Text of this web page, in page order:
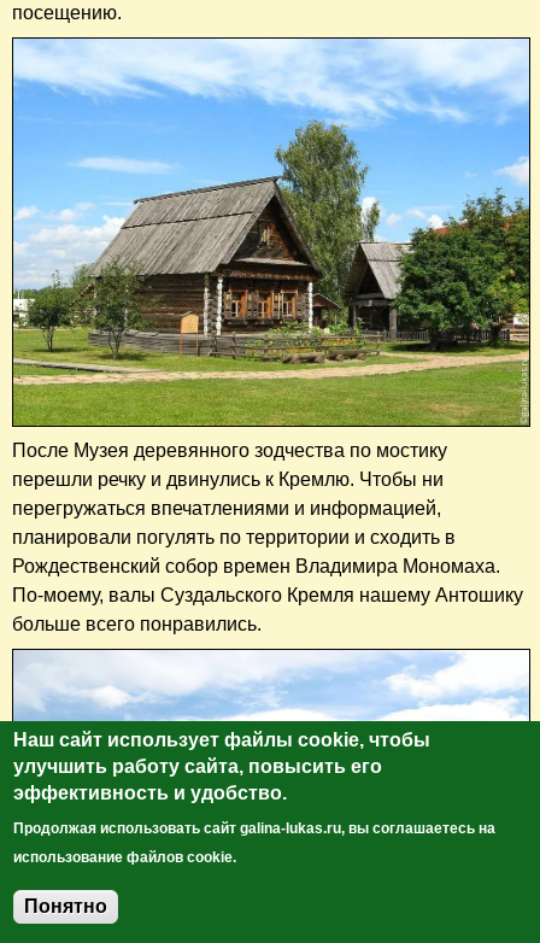
посещению.
После Музея деревянного зодчества по мостику
перешли речку и двинулись к Кремлю. Чтобы ни
перегружаться впечатлениями и информацией,
планировали погулять по территории и сходить в
Рождественский собор времен Владимира Мономаха.
По-моему, валы Суздальского Кремля нашему Антошику
больше всего понравились.
Наш сайт использует файлы cookie, чтобы
улучшить работу сайта, повысить его
эффективность и удобство.
Продолжая использовать сайт galina-lukas.ru, вы соглашаетесь на
использование файлов cookie.
Понятно